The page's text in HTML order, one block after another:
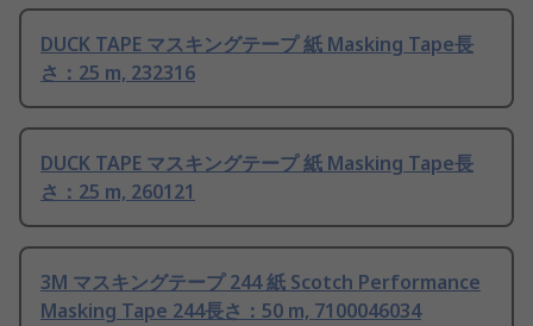
DUCK TAPE マスキングテープ 紙 Masking Tape長
さ：25 m, 232316
DUCK TAPE マスキングテープ 紙 Masking Tape長
さ：25 m, 260121
3M マスキングテープ 244 紙 Scotch Performance
Masking Tape 244長さ：50 m, 7100046034